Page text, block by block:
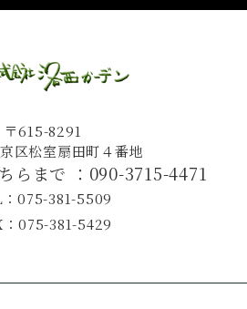
〒615-8291
区松室扇田町４番地
らまで ： 090-3715-4471
075-381-5509
075-381-5429